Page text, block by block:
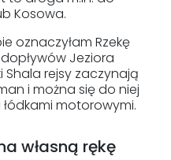
Kosowa.
oznaczyłam Rzekę
Jeziora
Shala rejsy zaczynają
i można się do niej
motorowymi.
własną rękę